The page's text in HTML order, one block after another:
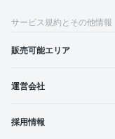
サービス規約とその他情報
販売可能エリア
運営会社
採用情報